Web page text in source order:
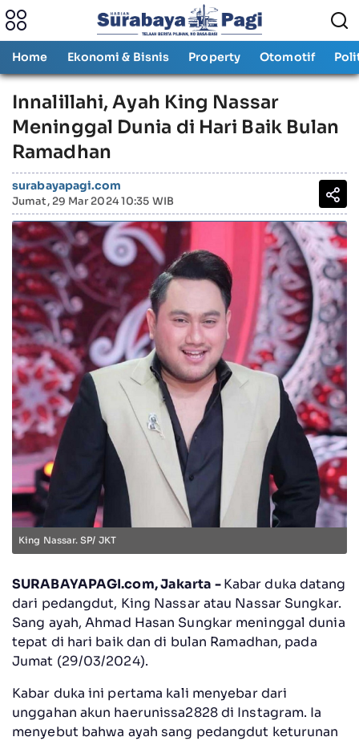
Home Ekonomi & Bisnis Property Otomotif
Innalillahi, Ayah King Nassar
Meninggal Dunia di Hari Baik Bulan
Ramadhan
surabayapagi.com
Jumat, 29 Mar 2024 10:35 WIB
King Nassar. SP/ JKT
SURABAYAPAGI.com, Jakarta -Kabar duka datang
dari pedangdut, King Nassar atau Nassar Sungkar.
Sang ayah, Ahmad Hasan Sungkar meninggal dunia
tepat di hari baik dan di bulan Ramadhan, pada
Jumat (29/03/2024).
Kabar duka ini pertama kali menyebar dari
unggahan akun haerunissa2828 di Instagram. Ia
menyebut bahwa ayah sang pedangdut keturunan